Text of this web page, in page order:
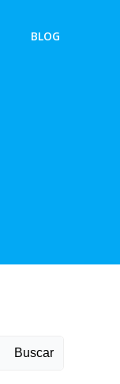
BLOG
Buscar